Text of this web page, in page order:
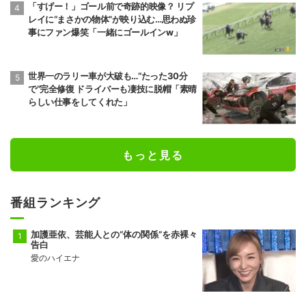
「すげー！」ゴール前で奇跡的映像？ リプ
レイに“まさかの物体”が映り込む…思わぬ珍
事にファン爆笑「一緒にゴールインw」
世界一のラリー車が大破も…“たった30分
で”完全修復 ドライバーも凄技に脱帽「素晴
らしい仕事をしてくれた」
もっと見る
番組ランキング
加護亜依、芸能人との“体の関係”を赤裸々
告白
愛のハイエナ